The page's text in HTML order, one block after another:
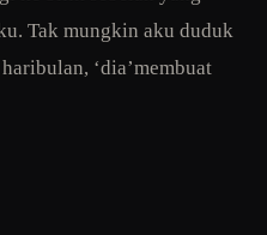
Tak mungkin aku duduk
‘dia’membuat